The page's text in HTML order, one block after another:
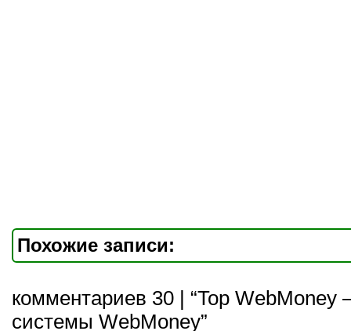
Похожие записи:
комментариев 30 | “Top WebMoney
системы WebMoney”